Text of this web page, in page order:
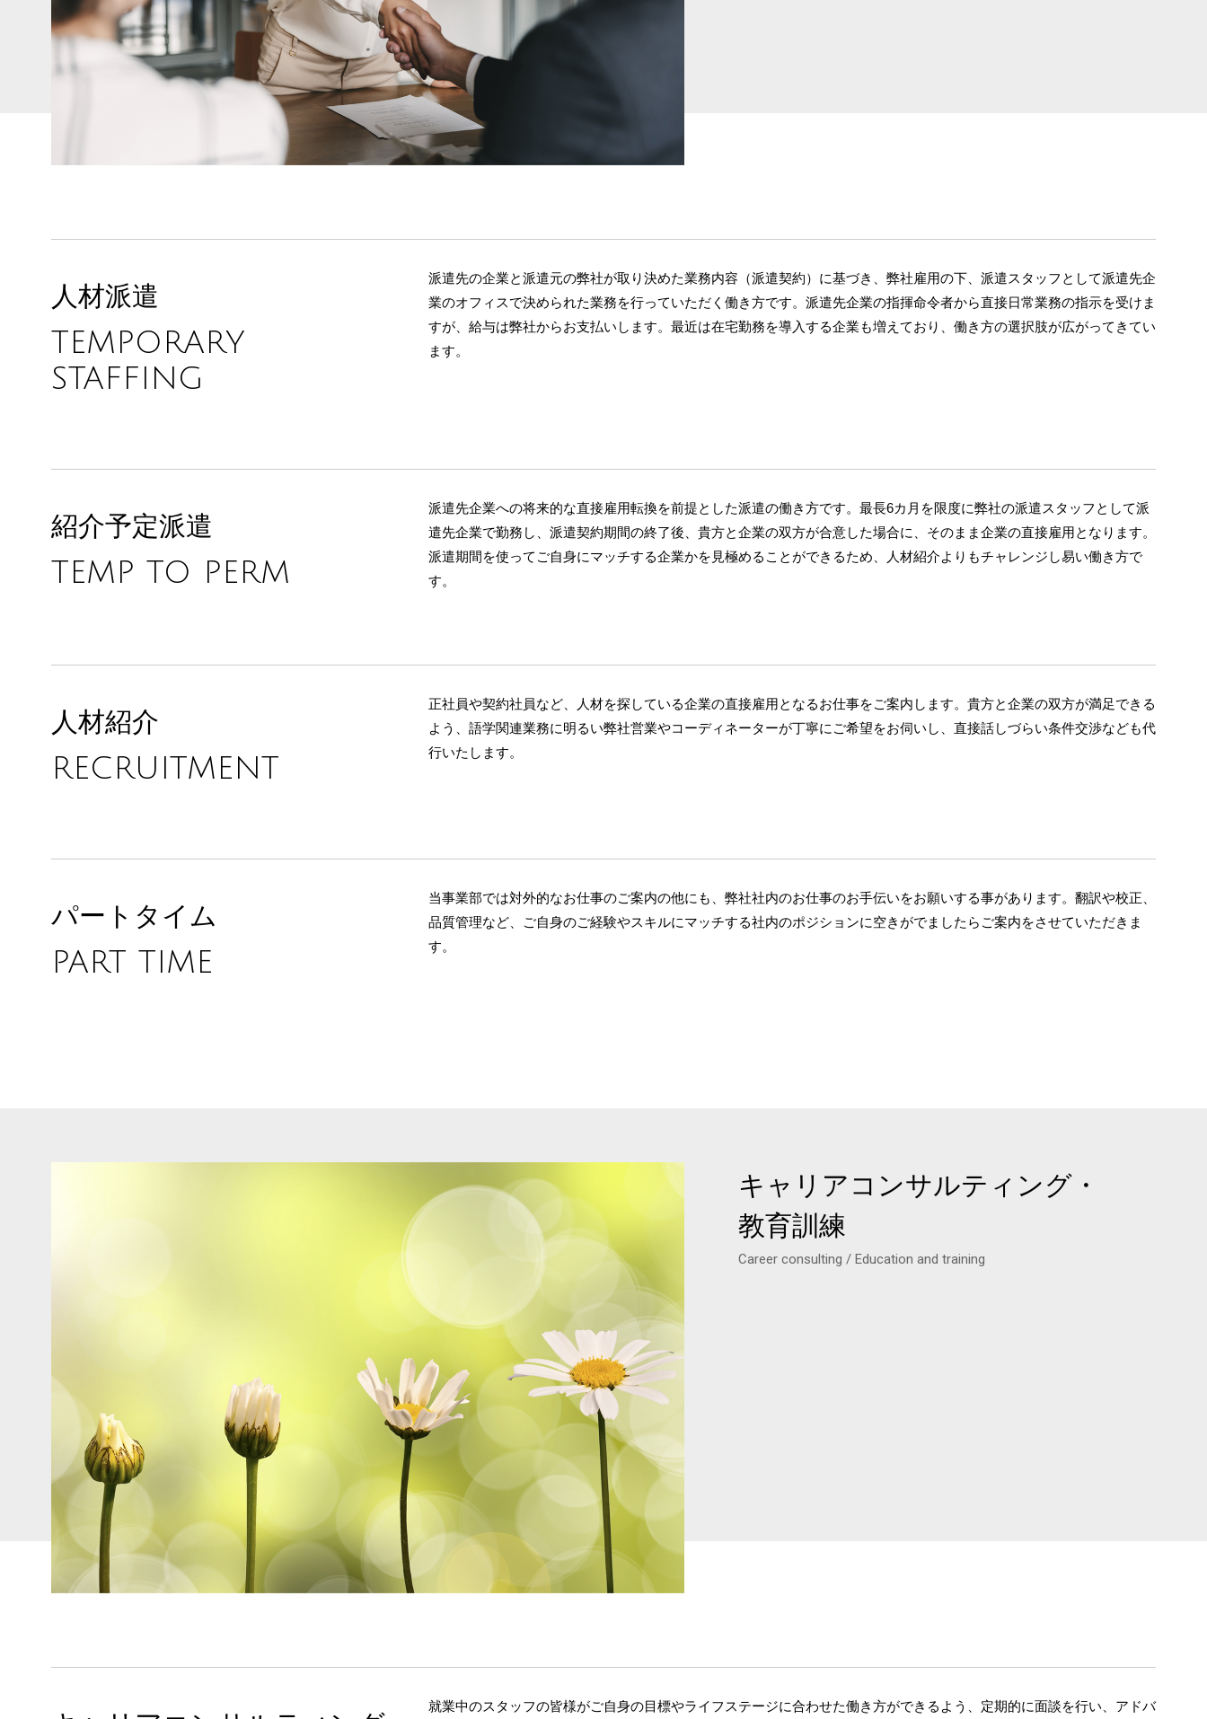
人材派遣
TEMPORARY
STAFFING
派遣先の企業と派遣元の弊社が取り決めた業務内容（派遣契約）に基づき、弊社雇用の下、派遣スタッフとして派遣先企
業のオフィスで決められた業務を行っていただく働き方です。派遣先企業の指揮命令者から直接日常業務の指示を受けま
すが、給与は弊社からお支払いします。最近は在宅勤務を導入する企業も増えており、働き方の選択肢が広がってきてい
ます。
紹介予定派遣
TEMP TO PERM
派遣先企業への将来的な直接雇用転換を前提とした派遣の働き方です。最長6カ月を限度に弊社の派遣スタッフとして派
遣先企業で勤務し、派遣契約期間の終了後、貴方と企業の双方が合意した場合に、そのまま企業の直接雇用となります。
派遣期間を使ってご自身にマッチする企業かを見極めることができるため、人材紹介よりもチャレンジし易い働き方で
す。
人材紹介
RECRUITMENT
正社員や契約社員など、人材を探している企業の直接雇用となるお仕事をご案内します。貴方と企業の双方が満足できる
よう、語学関連業務に明るい弊社営業やコーディネーターが丁寧にご希望をお伺いし、直接話しづらい条件交渉なども代
行いたします。
パートタイム
PART TIME
当事業部では対外的なお仕事のご案内の他にも、弊社社内のお仕事のお手伝いをお願いする事があります。翻訳や校正、
品質管理など、ご自身のご経験やスキルにマッチする社内のポジションに空きがでましたらご案内をさせていただきま
す。
キャリアコンサルティング・
教育訓練
Career consulting / Education and training
就業中のスタッフの皆様がご自身の目標やライフステージに合わせた働き方ができるよう、定期的に面談を行い、アドバ